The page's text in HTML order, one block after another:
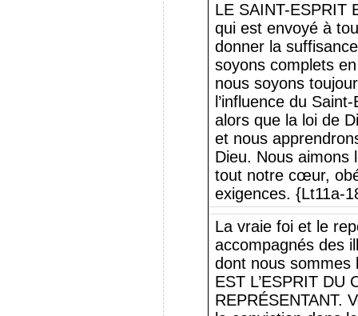
LE SAINT-ESPRIT
qui est envoyé à
donner la
soyons complets
nous soyons
l’influence du
alors que la loi de
et nous
Dieu. Nous aimons
tout notre cœur,
exigences. {Lt11a-
La vraie foi et le
accompagnés des
dont nous sommes
EST L’ESPRIT DU
REPRÉSENTANT.